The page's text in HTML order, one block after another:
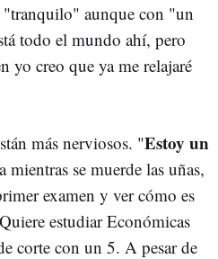
"tranquilo" aunque con "un
todo el mundo ahí, pero
yo creo que ya me relajaré
más nerviosos. "Estoy un
mientras se muerde las uñas,
examen y ver cómo es
estudiar Económicas
corte con un 5. A pesar de